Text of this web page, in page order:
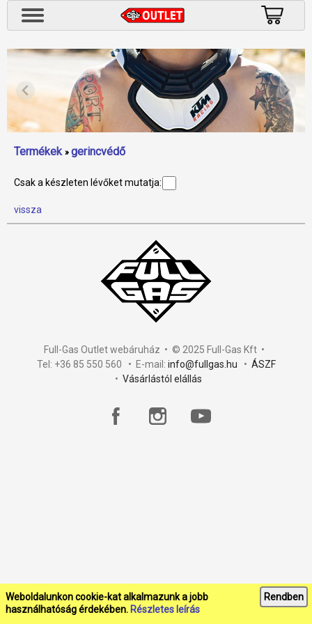
Weboldalunkon cookie-kat alkalmazunk a jobb
használhatóság érdekében. Részletes leírás
Rendben
Termékek » gerincvédő
Csak a készleten lévőket mutatja:
vissza
Full-Gas Outlet webáruház • © 2025 Full-Gas Kft •
Tel: +36 85 550 560 • E-mail: info@fullgas.hu • ÁSZF
• Vásárlástól elállás